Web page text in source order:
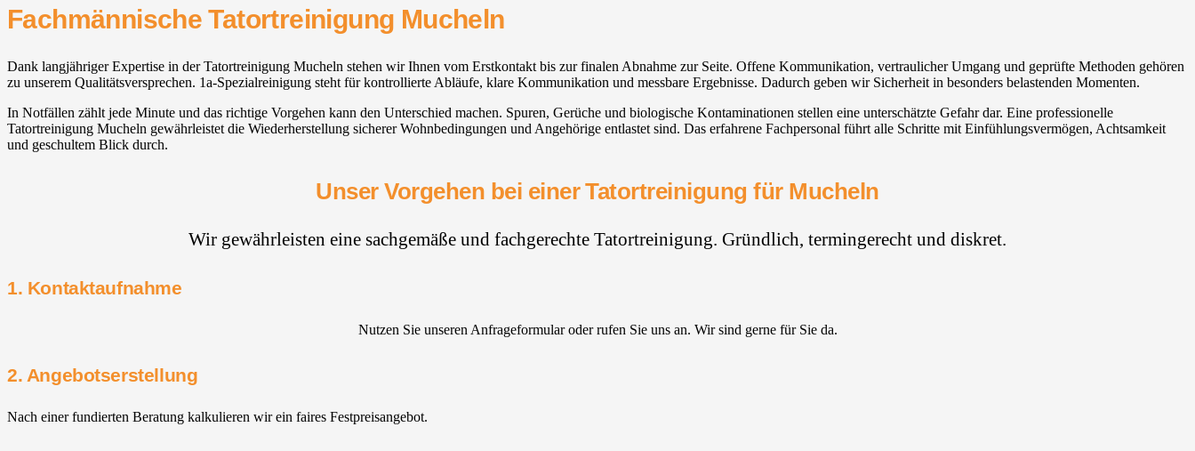
Fachmännische Tatortreinigung Mucheln
Dank langjähriger Expertise in der Tatortreinigung Mucheln stehen wir Ihnen vom Erstkontakt bis zur finalen Abnahme zur Seite. Offene Kommunikation, vertraulicher Umgang und geprüfte Methoden gehören
zu unserem Qualitätsversprechen. 1a-Spezialreinigung steht für kontrollierte Abläufe, klare Kommunikation und messbare Ergebnisse. Dadurch geben wir Sicherheit in besonders belastenden Momenten.
In Notfällen zählt jede Minute und das richtige Vorgehen kann den Unterschied machen. Spuren, Gerüche und biologische Kontaminationen stellen eine unterschätzte Gefahr dar. Eine professionelle
Tatortreinigung Mucheln gewährleistet die Wiederherstellung sicherer Wohnbedingungen und Angehörige entlastet sind. Das erfahrene Fachpersonal führt alle Schritte mit Einfühlungsvermögen, Achtsamkeit
und geschultem Blick durch.
Unser Vorgehen bei einer Tatortreinigung für Mucheln
Wir gewährleisten eine sachgemäße und fachgerechte Tatortreinigung. Gründlich, termingerecht und diskret.
1. Kontaktaufnahme
Nutzen Sie unseren Anfrageformular oder rufen Sie uns an. Wir sind gerne für Sie da.
2. Angebotserstellung
Nach einer fundierten Beratung kalkulieren wir ein faires Festpreisangebot.